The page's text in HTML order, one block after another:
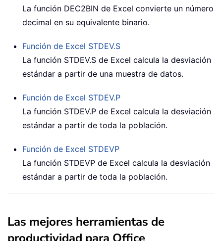
La función DEC2BIN de Excel convierte un número
decimal en su equivalente binario.
Función de Excel STDEV.S
La función STDEV.S de Excel calcula la desviación
estándar a partir de una muestra de datos.
Función de Excel STDEV.P
La función STDEV.P de Excel calcula la desviación
estándar a partir de toda la población.
Función de Excel STDEVP
La función STDEVP de Excel calcula la desviación
estándar a partir de toda la población.
Las mejores herramientas de